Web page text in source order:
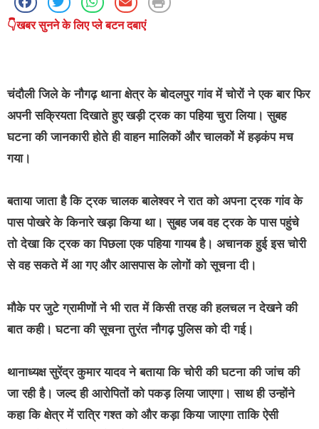
👇खबर सुनने के लिए प्ले बटन दबाएं
चंदौली जिले के नौगढ़ थाना क्षेत्र के बोदलपुर गांव में चोरों ने एक बार फिर
अपनी सक्रियता दिखाते हुए खड़ी ट्रक का पहिया चुरा लिया। सुबह
घटना की जानकारी होते ही वाहन मालिकों और चालकों में हड़कंप मच
गया।
बताया जाता है कि ट्रक चालक बालेश्वर ने रात को अपना ट्रक गांव के
पास पोखरे के किनारे खड़ा किया था। सुबह जब वह ट्रक के पास पहुंचे
तो देखा कि ट्रक का पिछला एक पहिया गायब है। अचानक हुई इस चोरी
से वह सकते में आ गए और आसपास के लोगों को सूचना दी।
मौके पर जुटे ग्रामीणों ने भी रात में किसी तरह की हलचल न देखने की
बात कही। घटना की सूचना तुरंत नौगढ़ पुलिस को दी गई।
थानाध्यक्ष सुरेंद्र कुमार यादव ने बताया कि चोरी की घटना की जांच की
जा रही है। जल्द ही आरोपितों को पकड़ लिया जाएगा। साथ ही उन्होंने
कहा कि क्षेत्र में रात्रि गश्त को और कड़ा किया जाएगा ताकि ऐसी